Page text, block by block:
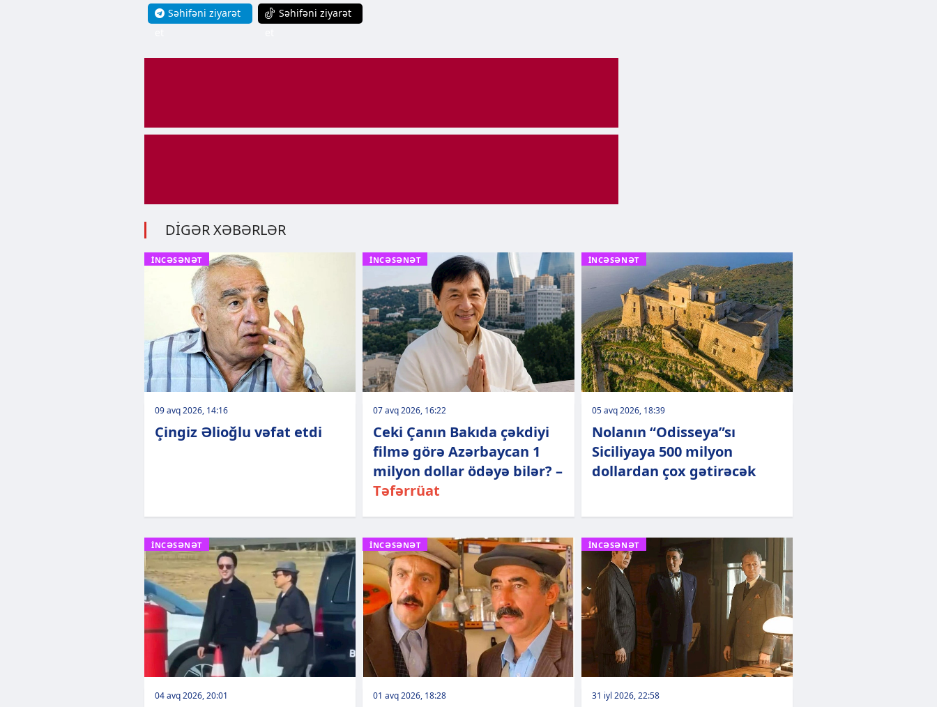
Səhifəni ziyarət
Səhifəni ziyarət
DİGƏR XƏBƏRLƏR
İNCƏSƏNƏT
09 avq 2026, 14:16
Çingiz Əlioğlu vəfat etdi
İNCƏSƏNƏT
07 avq 2026, 16:22
Ceki Çanın Bakıda çəkdiyi
filmə görə Azərbaycan 1
milyon dollar ödəyə bilər? –
Təfərrüat
İNCƏSƏNƏT
05 avq 2026, 18:39
Nolanın “Odisseya”sı
Siciliyaya 500 milyon
dollardan çox gətirəcək
İNCƏSƏNƏT
04 avq 2026, 20:01
İNCƏSƏNƏT
01 avq 2026, 18:28
İNCƏSƏNƏT
31 iyl 2026, 22:58